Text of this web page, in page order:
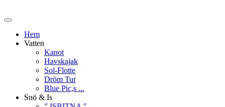
Hem
Vatten
Kanot
Havskajak
Sol-Flotte
Dröm Tur
Blue Pic,s ...
Snö & Is